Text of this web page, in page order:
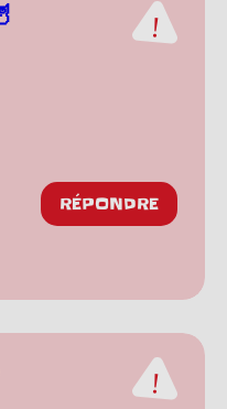
réactions
RÉPONDRE